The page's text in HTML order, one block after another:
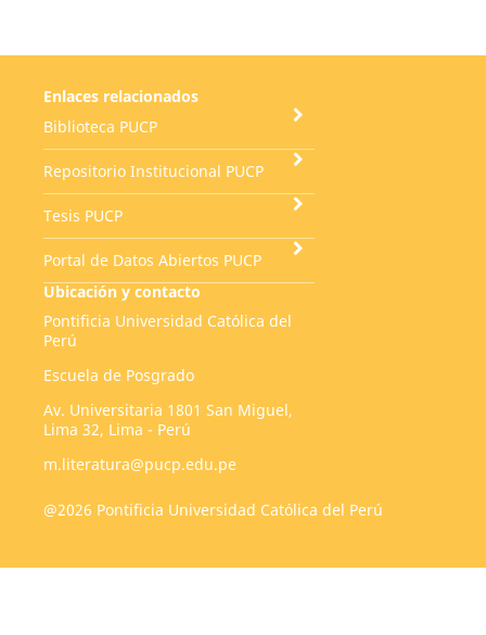
Enlaces relacionados
Biblioteca PUCP
Repositorio Institucional PUCP
Tesis PUCP
Portal de Datos Abiertos PUCP
Ubicación y contacto
Pontificia Universidad Católica del
Perú
Escuela de Posgrado
Av. Universitaria 1801 San Miguel,
Lima 32, Lima - Perú
m.literatura@pucp.edu.pe
@2026 Pontificia Universidad Católica del Perú